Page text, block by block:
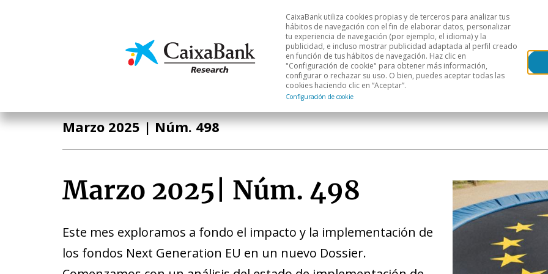
Economía y mercados Análisis sectorial Áreas geográficas
CaixaBank utiliza cookies propias y de terceros para analizar tus
hábitos de navegación con el fin de elaborar datos, personalizar
tu experiencia de navegación (por ejemplo, el idioma) y la
publicidad, e incluso mostrar publicidad adaptada al perfil creado
en función de tus hábitos de navegación. Haz clic en
"Configuración de cookie" para obtener más información,
configurar o rechazar su uso. O bien, puedes aceptar todas las
cookies haciendo clic en “Aceptar”.
Configuración de cookie
Marzo 2025| Núm. 498
Marzo 2025 Núm. 498
Este mes exploramos a fondo el impacto y la implementación de
los fondos Next Generation EU en un nuevo Dossier.